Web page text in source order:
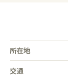
所在地
交通